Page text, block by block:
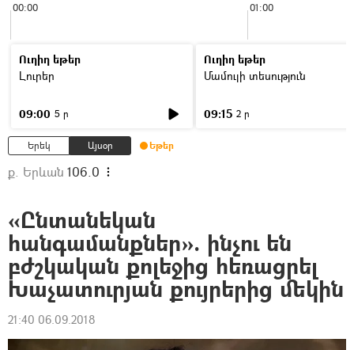
00:00 01:00
Ուղիղ եթեր
Լուրեր
09:00 5 ր
Ուղիղ եթեր
Մամուլի տեսություն
09:15 2 ր
Երեկ Այսօր Եթեր
ք. Երևան 106.0
«Ընտանեկան
հանգամանքներ». ինչու են
բժշկական քոլեջից հեռացրել
Խաչատուրյան քույրերից մեկին
21:40 06.09.2018